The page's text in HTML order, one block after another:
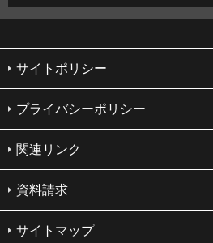
サイトポリシー
プライバシーポリシー
関連リンク
資料請求
サイトマップ